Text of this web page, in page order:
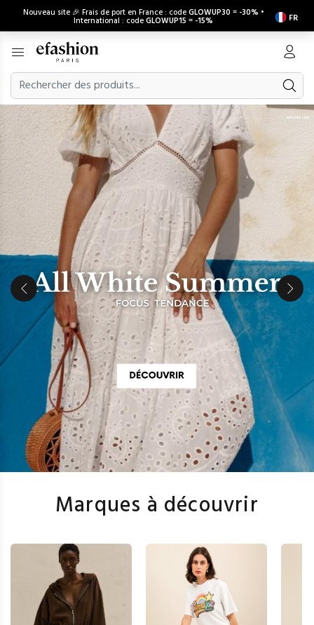
Nouveau site 🎉 Frais de port en France : codeGLOWUP30 = -30% •
International : codeGLOWUP15 = -15% FR
Marques à découvrir